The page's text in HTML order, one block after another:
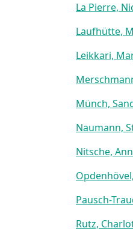
La Pierre,
Laufhütte,
Leikkari,
Münch,
Naumann,
Nitsche,
Pausch-
Rutz,